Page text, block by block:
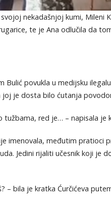
nekadašnjoj kumi, Mileni
te je Ana odlučila da
Bulić povukla u medijsku
je dosta bilo ćutanja
tužbama, red je… – napisala je
imenovala, međutim pratioci
Jedini rijaliti učesnik koji je
– bila je kratka Ćurčićeva